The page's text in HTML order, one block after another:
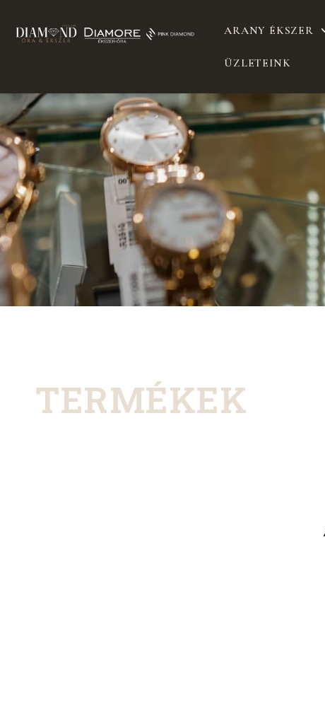
ARANY ÉKSZER
ÜZLETEINK
TERMÉKEK